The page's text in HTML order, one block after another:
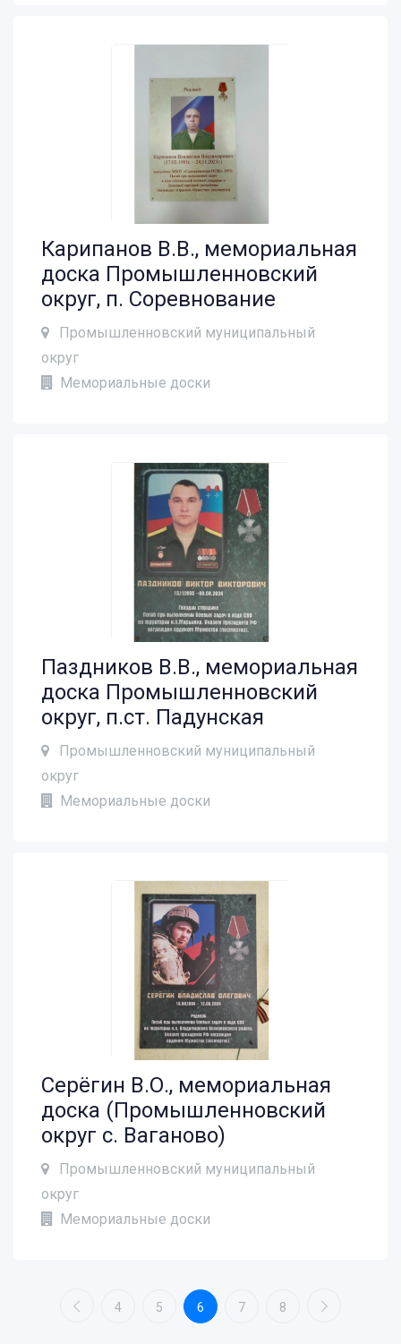
Карипанов В.В., мемориальная
доска Промышленновский
округ, п. Соревнование
Промышленновский муниципальный
округ
Мемориальные доски
Паздников В.В., мемориальная
доска Промышленновский
округ, п.ст. Падунская
Промышленновский муниципальный
округ
Мемориальные доски
Серёгин В.О., мемориальная
доска (Промышленновский
округ с. Ваганово)
Промышленновский муниципальный
округ
Мемориальные доски
4 5 6 7 8